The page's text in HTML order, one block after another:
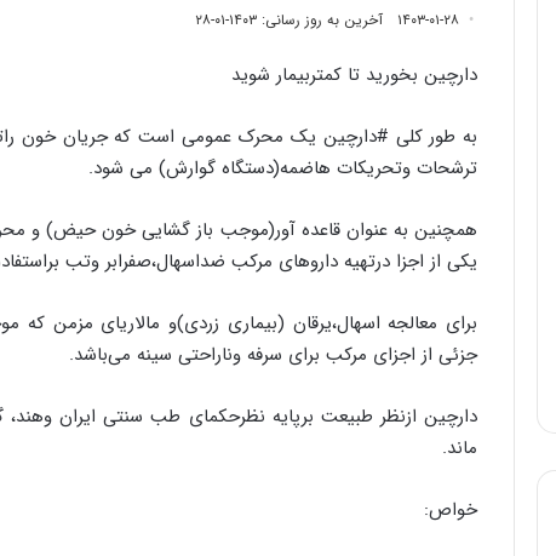
۱۴۰۳-۰۱-۲۸ آخرین به روز رسانی: ۱۴۰۳-۰۱-۲۸
دارچین بخورید تا کمتربیمار شوید
به طور کلی #دارچین یک محرک عمومی است که جریان خون
ترشحات وتحریکات هاضمه(دستگاه گوارش) می شود.
همچنین به عنوان قاعده آور(موجب باز گشایی خون حیض) و
یکی از اجزا درتهیه داروهای مرکب ضداسهال،صفرابر وتب
برای معالجه اسهال،یرقان (بیماری زردی)و مالاریای مزمن
جزئی از اجزای مرکب برای سرفه وناراحتی سینه می‌باشد.
ماند.
خواص: